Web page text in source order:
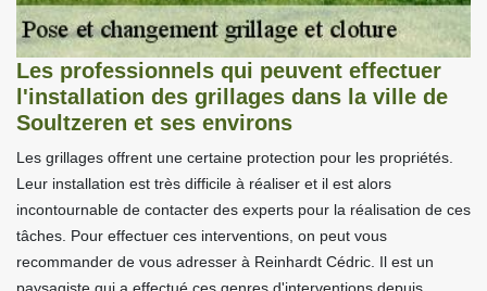
Les professionnels qui peuvent effectuer
l'installation des grillages dans la ville de
Soultzeren et ses environs
Les grillages offrent une certaine protection pour les propriétés.
Leur installation est très difficile à réaliser et il est alors
incontournable de contacter des experts pour la réalisation de ces
tâches. Pour effectuer ces interventions, on peut vous
recommander de vous adresser à Reinhardt Cédric. Il est un